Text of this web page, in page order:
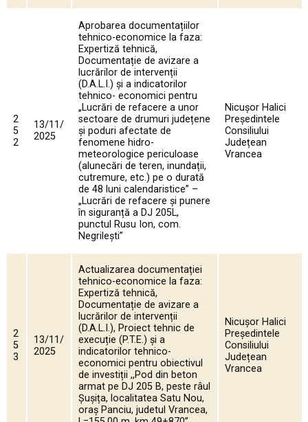
2
5
2
13/11/
2025
Aprobarea documentațiilor
tehnico-economice la faza:
Expertiză tehnică,
Documentație de avizare a
lucrărilor de intervenții
(D.A.L.I.) și a indicatorilor
tehnico- economici pentru
„Lucrări de refacere a unor
sectoare de drumuri județene
și poduri afectate de
fenomene hidro-
meteorologice periculoase
(alunecări de teren, inundații,
cutremure, etc.) pe o durată
de 48 luni calendaristice” –
„Lucrări de refacere și punere
în siguranță a DJ 205L,
punctul Rusu Ion, com.
Negrilești”
Nicușor Halici
Președintele
Consiliului
Județean
Vrancea
2
5
3
13/11/
2025
Actualizarea documentației
tehnico-economice la faza:
Expertiză tehnică,
Documentație de avizare a
lucrărilor de intervenții
(D.A.L.I.), Proiect tehnic de
execuție (P.T.E.) și a
indicatorilor tehnico-
economici pentru obiectivul
de investiții ,,Pod din beton
armat pe DJ 205 B, peste râul
Șușița, localitatea Satu Nou,
oraș Panciu, judetul Vrancea,
Nicușor Halici
Președintele
Consiliului
Județean
Vrancea